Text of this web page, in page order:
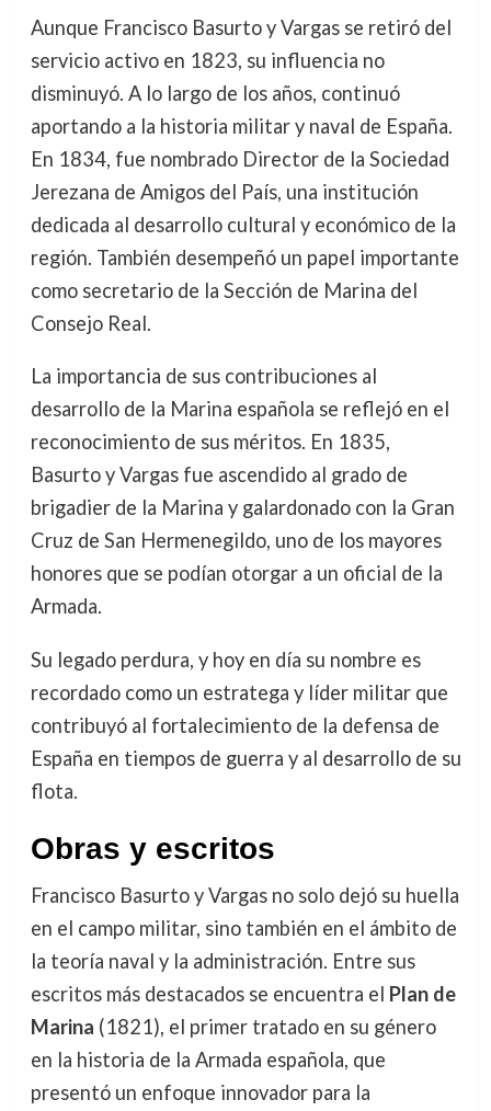
Aunque Francisco Basurto y Vargas se retiró del
servicio activo en 1823, su influencia no
disminuyó. A lo largo de los años, continuó
aportando a la historia militar y naval de España.
En 1834, fue nombrado Director de la Sociedad
Jerezana de Amigos del País, una institución
dedicada al desarrollo cultural y económico de la
región. También desempeñó un papel importante
como secretario de la Sección de Marina del
Consejo Real.
La importancia de sus contribuciones al
desarrollo de la Marina española se reflejó en el
reconocimiento de sus méritos. En 1835,
Basurto y Vargas fue ascendido al grado de
brigadier de la Marina y galardonado con la Gran
Cruz de San Hermenegildo, uno de los mayores
honores que se podían otorgar a un oficial de la
Armada.
Su legado perdura, y hoy en día su nombre es
recordado como un estratega y líder militar que
contribuyó al fortalecimiento de la defensa de
España en tiempos de guerra y al desarrollo de su
flota.
Obras y escritos
Francisco Basurto y Vargas no solo dejó su huella
en el campo militar, sino también en el ámbito de
la teoría naval y la administración. Entre sus
escritos más destacados se encuentra el Plan de
Marina (1821), el primer tratado en su género
en la historia de la Armada española, que
presentó un enfoque innovador para la